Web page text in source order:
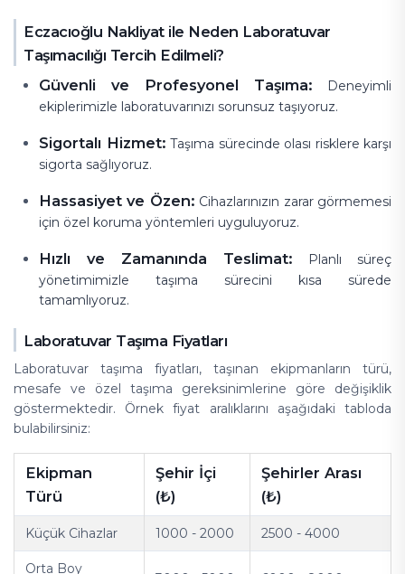
Eczacıoğlu Nakliyat ile Neden Laboratuvar
Taşımacılığı Tercih Edilmeli?
Güvenli ve Profesyonel Taşıma: Deneyimli
ekiplerimizle laboratuvarınızı sorunsuz taşıyoruz.
Sigortalı Hizmet: Taşıma sürecinde olası risklere karşı
sigorta sağlıyoruz.
Hassasiyet ve Özen: Cihazlarınızın zarar görmemesi
için özel koruma yöntemleri uyguluyoruz.
Hızlı ve Zamanında Teslimat: Planlı süreç
yönetimimizle taşıma sürecini kısa sürede
tamamlıyoruz.
Laboratuvar Taşıma Fiyatları
Laboratuvar taşıma fiyatları, taşınan ekipmanların türü,
mesafe ve özel taşıma gereksinimlerine göre değişiklik
göstermektedir. Örnek fiyat aralıklarını aşağıdaki tabloda
bulabilirsiniz:
Ekipman
Türü
Şehir İçi
(₺)
Şehirler Arası
(₺)
Küçük Cihazlar 1000 - 2000 2500 - 4000
Orta Boy